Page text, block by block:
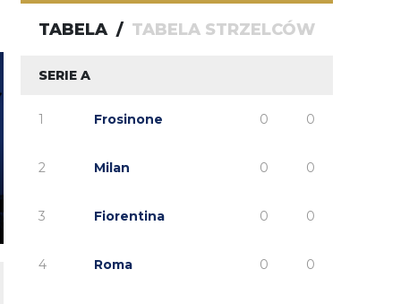
TABELA / TABELA STRZELCÓW
SERIE A
1 Frosinone 0 0
2 Milan 0 0
3 Fiorentina 0 0
4 Roma 0 0